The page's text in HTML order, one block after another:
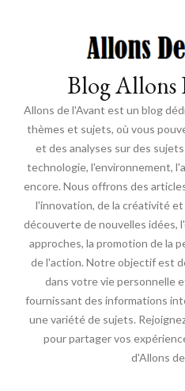
Blog Allons
Allons de l'Avant est un blog
thèmes et sujets, où vous
et des analyses sur des
technologie, l'environnement,
encore. Nous offrons des
l'innovation, de la créativité
découverte de nouvelles idées,
approches, la promotion de la
de l'action. Notre objectif est
dans votre vie personnelle
fournissant des informations
une variété de sujets.
pour partager vos
d'Allons